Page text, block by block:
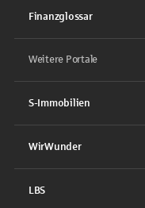
Finanzglossar
Weitere Portale
S-Immobilien
WirWunder
LBS